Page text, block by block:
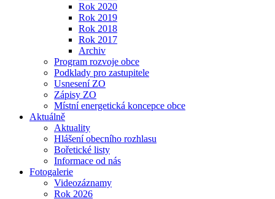
Rok 2020
Rok 2019
Rok 2018
Rok 2017
Archiv
Program rozvoje obce
Podklady pro zastupitele
Usnesení ZO
Zápisy ZO
Místní energetická koncepce obce
Aktuálně
Aktuality
Hlášení obecního rozhlasu
Bořetické listy
Informace od nás
Fotogalerie
Videozáznamy
Rok 2026